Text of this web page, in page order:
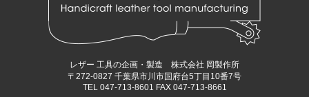
レザー 工具の企画・製造 株式会社 岡製作所
〒272-0827 千葉県市川市国府台5丁目10番7号
TEL 047-713-8601 FAX 047-713-8661